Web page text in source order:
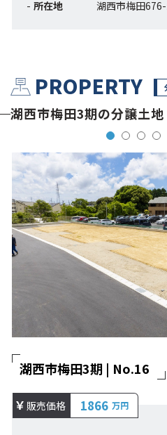
所在地
湖西市梅田
PROPERTY
湖西市梅田3期の分譲土地
湖西市梅田3期 | No.16
販売価格 1866 万円